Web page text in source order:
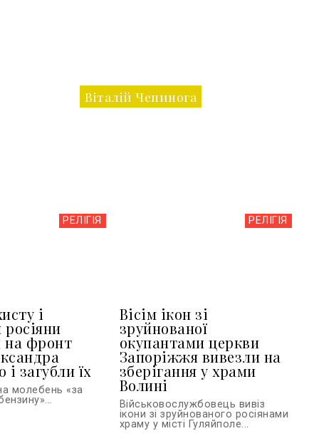
Віталій Чепинога
РЕЛІГІЯ
і
на фронт
і загубли їх
молебень «за
РЕЛІГІЯ
Вісім ікон зі
зруйнованої
окупантами церкви
Запоріжжя вивезли на
зберігання у храми
Волині
Військовослужбовець вивіз
ікони зі зруйнованого росіянами
храму у місті Гуляйполе...